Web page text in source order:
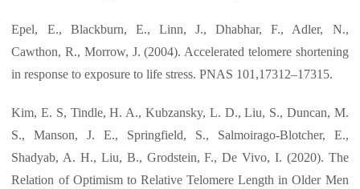
Epel, E., Blackburn, E., Linn, J., Dhabhar, F., Adler, N.,
Cawthon, R., Morrow, J. (2004). Accelerated telomere shortening
in response to exposure to life stress. PNAS 101,17312–17315.
Kim, E. S, Tindle, H. A., Kubzansky, L. D., Liu, S., Duncan, M.
S., Manson, J. E., Springfield, S., Salmoirago-Blotcher, E.,
Shadyab, A. H., Liu, B., Grodstein, F., De Vivo, I. (2020). The
Relation of Optimism to Relative Telomere Length in Older Men